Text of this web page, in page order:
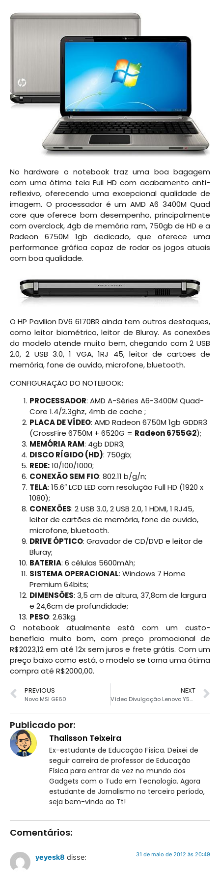
No hardware o notebook traz uma boa bagagem
com uma ótima tela Full HD com acabamento anti-
reflexivo, oferecendo uma excepcional qualidade de
imagem. O processador é um AMD A6 3400M Quad
core que oferece bom desempenho, principalmente
com overclock, 4gb de memória ram, 750gb de HD e a
Radeon 6750M 1gb dedicado, que oferece uma
performance gráfica capaz de rodar os jogos atuais
com boa qualidade.
O HP Pavilion DV6 6170BR ainda tem outros destaques,
como leitor biométrico, leitor de Bluray. As conexões
do modelo atende muito bem, chegando com 2 USB
2.0, 2 USB 3.0, 1 VGA, 1RJ 45, leitor de cartões de
memória, fone de ouvido, microfone, bluetooth.
CONFIGURAÇÃO DO NOTEBOOK:
PROCESSADOR: AMD A-Séries A6-3400M Quad-
Core 1.4/2.3ghz, 4mb de cache ;
PLACA DE VÍDEO: AMD Radeon 6750M 1gb GDDR3
(CrossFire 6750M + 6520G = Radeon 6755G2);
MEMÓRIA RAM: 4gb DDR3;
DISCO RÍGIDO (HD): 750gb;
REDE:10/100/1000;
CONEXÃO SEM FIO: 802.11 b/g/n;
TELA: 15.6″ LCD LED com resolução Full HD (1920 x
1080);
CONEXÕES: 2 USB 3.0, 2 USB 2.0, 1 HDMI, 1 RJ45,
leitor de cartões de memória, fone de ouvido,
microfone, bluetooth.
DRIVE ÓPTICO: Gravador de CD/DVD e leitor de
Bluray;
BATERIA: 6 células 5600mAh;
SISTEMA OPERACIONAL: Windows 7 Home
Premium 64bits;
DIMENSÕES: 3,5 cm de altura, 37,8cm de largura
e 24,6cm de profundidade;
PESO: 2.63kg.
O notebook atualmente está com um custo-
benefício muito bom, com preço promocional de
R$2023,12 em até 12x sem juros e frete grátis. Com um
preço baixo como está, o modelo se torna uma ótima
compra até R$2000,00.
PREVIOUS
Novo MSI GE60
NEXT
Vídeo Divulgação Lenovo Y580
Publicado por:
Thalisson Teixeira
Ex-estudante de Educação Física. Deixei de
seguir carreira de professor de Educação
Física para entrar de vez no mundo dos
Gadgets com o Tudo em Tecnologia. Agora
estudante de Jornalismo no terceiro período,
seja bem-vindo ao Tt!
Comentários:
yeyesk8 disse: 31 de maio de 2012 às 20:49